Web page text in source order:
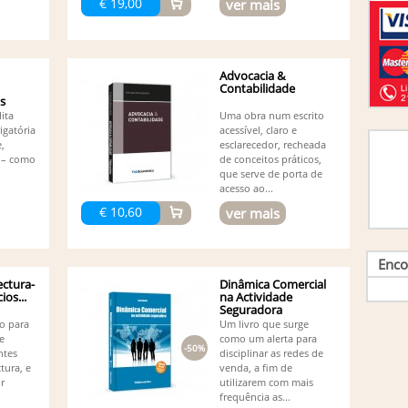
ver mais
como
€ 10,60
Advocacia &
Contabilidade
Uma obra num escrito
acessível, claro e
esclarecedor, recheada
de conceitos práticos,
que serve de porta de
acesso ao...
ver mais
para
e
-50%
Dinâmica Comercial
na Actividade
Seguradora
Um livro que surge
como um alerta para
disciplinar as redes de
venda, a fim de
utilizarem com mais
frequência as...